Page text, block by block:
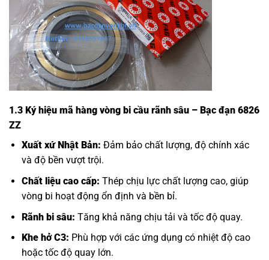
1.3 Ký hiệu mã hàng vòng bi cầu rãnh sâu – Bạc đạn 6826
ZZ
Xuất xứ Nhật Bản: Đảm bảo chất lượng, độ chính xác
và độ bền vượt trội.
Chất liệu cao cấp: Thép chịu lực chất lượng cao, giúp
vòng bi hoạt động ổn định và bền bỉ.
Rãnh bi sâu: Tăng khả năng chịu tải và tốc độ quay.
Khe hở C3: Phù hợp với các ứng dụng có nhiệt độ cao
hoặc tốc độ quay lớn.